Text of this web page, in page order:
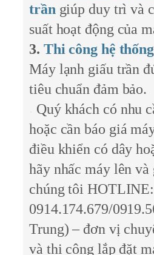
trần giúp duy trì và
suất hoạt động của
3. Thi công hệ
Máy lạnh giấu trần
tiêu chuẩn đảm bảo.
Quý khách có nhu
hoặc cần báo giá
điều khiển có dây
hãy nhấc máy lên và
chúng tôi HOTLINE:
0914.174.679/
Trung) – đơn vị
và thi công lắp đặt